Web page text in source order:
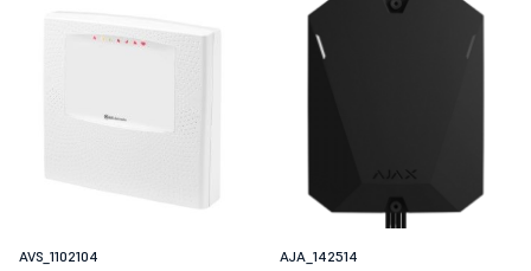
AVS_1102104 AJA_142514